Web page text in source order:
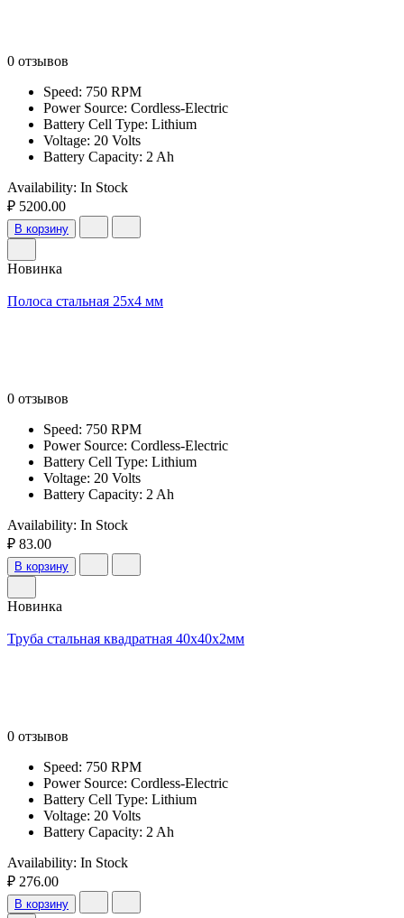
0 отзывов
Speed: 750 RPM
Power Source: Cordless-Electric
Battery Cell Type: Lithium
Voltage: 20 Volts
Battery Capacity: 2 Ah
Availability: In Stock
₽ 5200.00
В корзину
Новинка
Полоса стальная 25х4 мм
0 отзывов
Speed: 750 RPM
Power Source: Cordless-Electric
Battery Cell Type: Lithium
Voltage: 20 Volts
Battery Capacity: 2 Ah
Availability: In Stock
₽ 83.00
В корзину
Новинка
Труба стальная квадратная 40х40х2мм
0 отзывов
Speed: 750 RPM
Power Source: Cordless-Electric
Battery Cell Type: Lithium
Voltage: 20 Volts
Battery Capacity: 2 Ah
Availability: In Stock
₽ 276.00
В корзину